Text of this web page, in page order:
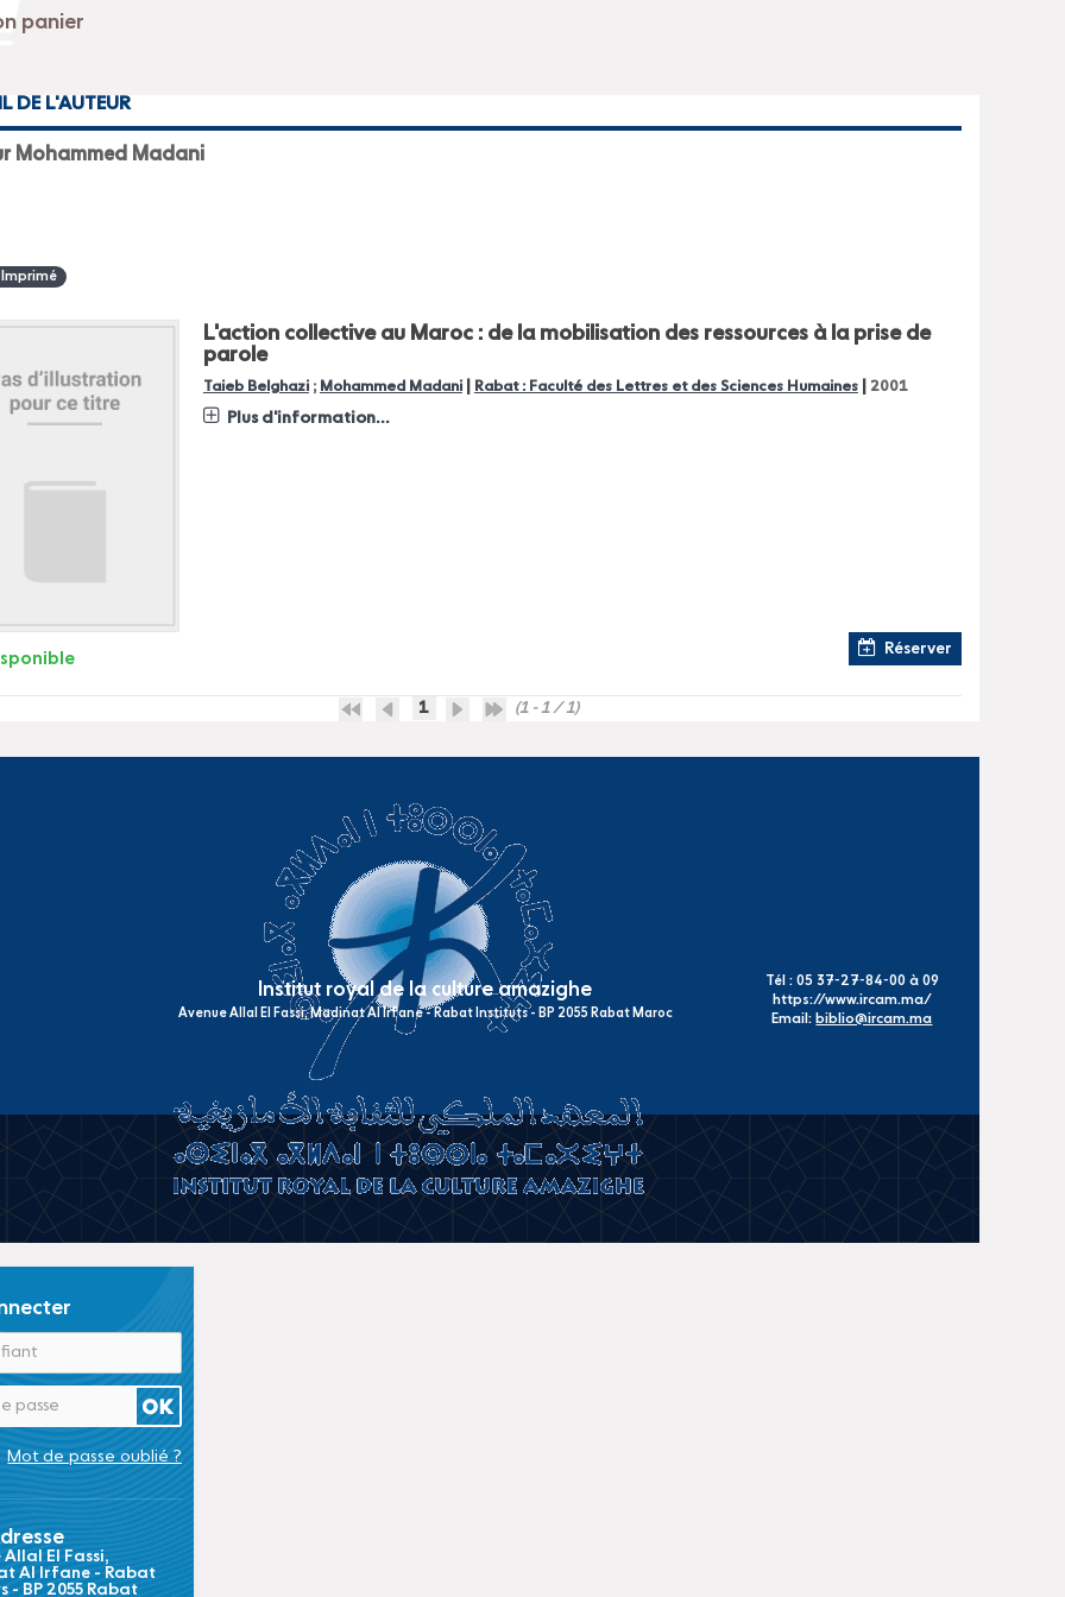
DE L'AUTEUR
Mohammed Madani
L'action collective au Maroc : de la mobilisation des ressources à la prise de
parole
Taieb Belghazi; Mohammed Madani Rabat : Faculté des Lettres et des Sciences Humaines| 2001
Plus d'information...
Réserver
1 (1 - 1 / 1)
Institut royal de la culture amazighe
Avenue Allal El Fassi, Madinat Al Irfane - Rabat Instituts - BP 2055 Rabat Maroc
Tél : 05 37-27-84-00 à 09
https://www.ircam.ma/
Email: biblio@ircam.ma
Mot de passe oublié ?
Allal El Fassi,
Al Irfane - Rabat
- BP 2055 Rabat